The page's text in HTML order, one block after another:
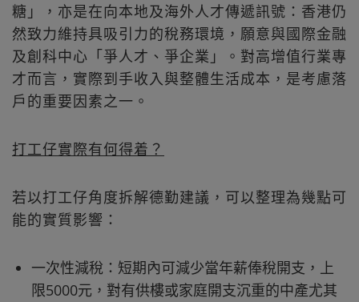
糖」，亦是在向本地及海外人才傳遞訊號：香港仍
然致力維持具吸引力的稅務環境，願意與國際金融
及創科中心「爭人才、爭企業」。對高增值行業專
才而言，實際到手收入與整體生活成本，是考慮落
戶的重要因素之一。
打工仔實際有何得着？
若以打工仔角度拆解德勤建議，可以整理為幾點可
能的實質影響：
一次性減稅：短期內可減少當年薪俸稅開支，上
限5000元，對有供樓或家庭開支沉重的中產尤其